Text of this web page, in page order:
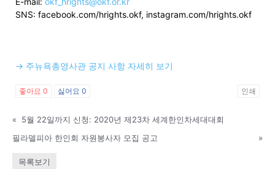
SNS: facebook.com/hrights.okf, instagram.com/hrights.okf
→ 주뉴욕총영사관 공지 사항 자세히 보기
좋아요 0 싫어요 0 인쇄
«
5월 22일까지 신청: 2020년 제23차 세계한인차세대대회
필라델피아 한인회 자원봉사자 모집 공고
»
목록보기